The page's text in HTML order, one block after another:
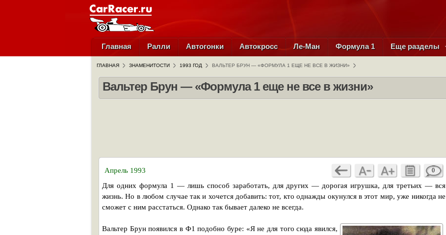
Главная Ралли Автогонки Автокросс Ле-Ман Формула 1 Еще разделы
ГЛАВНАЯ ЗНАМЕНИТОСТИ 1993 ГОД ВАЛЬТЕР БРУН — «ФОРМУЛА 1 ЕЩЕ НЕ ВСЕ В ЖИЗНИ»
Вальтер Брун — «Формула 1 еще не все в жизни»
Апрель 1993 0
Для одних формула 1 — лишь способ заработать, для других — дорогая игрушка, для третьих — вся
жизнь. Но в любом случае так и хочется добавить: тот, кто однажды окунулся в этот мир, уже никогда не
сможет с ним расстаться. Однако так бывает далеко не всегда.
Вальтер Брун появился в Ф1 подобно буре: «Я не для того сюда явился,